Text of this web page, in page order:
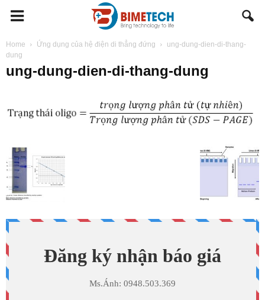
BIMETECH
Home Ứng dụng của hệ điện di thẳng đứng
ung-dung-dien-di-thang-
dung
ung-dung-dien-di-thang-dung